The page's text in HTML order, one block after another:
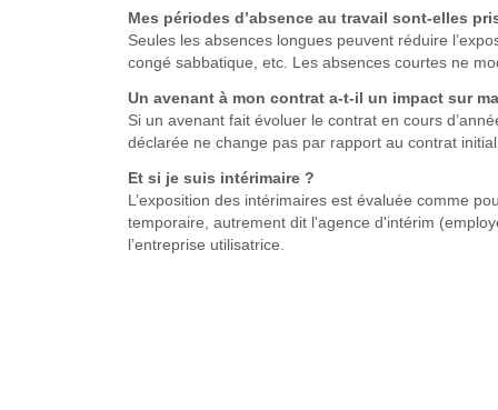
Mes périodes d’absence au travail sont-elles
Seules les absences longues peuvent réduire
congé sabbatique, etc. Les absences courtes ne
Un avenant à mon contrat a-t-il un impact sur
Si un avenant fait évoluer le contrat en cours
déclarée ne change pas par rapport au contrat
Et si je suis intérimaire ?
L’exposition des intérimaires est évaluée comme
temporaire, autrement dit l'agence d'intérim
l’entreprise utilisatrice.